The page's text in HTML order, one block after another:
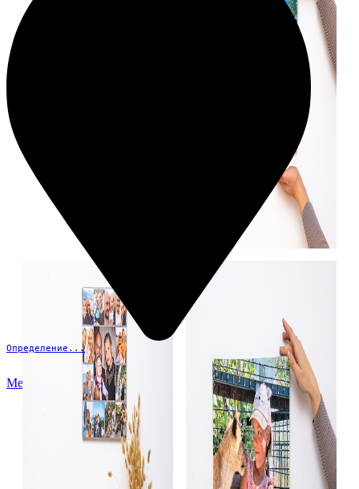
Определение...
Меню